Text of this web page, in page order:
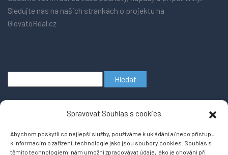
Spravovat Souhlas s cookies
Abychom poskytli co nejlepší služby, používáme k ukládání a/nebo přístupu
k informacím o zařízení, technologie jako jsou soubory cookies. Souhlas s
těmito technologiemi nám umožní zpracovávat údaje, jako je chování při
Sledujte nás na našich stránkách o projektu na
GlovatoReal.cz